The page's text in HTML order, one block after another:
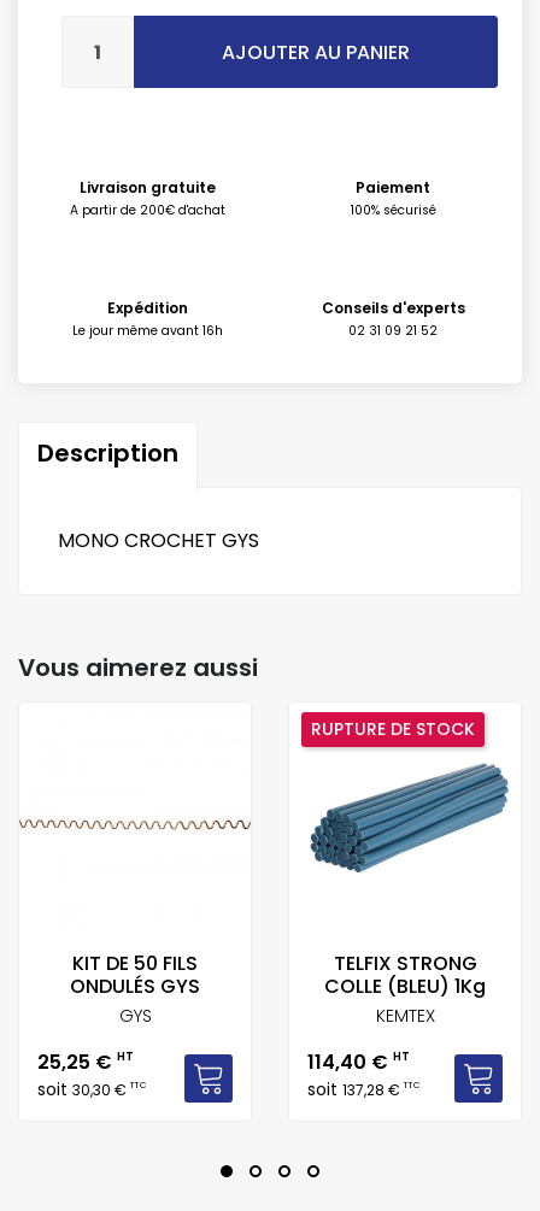
AJOUTER AU PANIER
Livraison gratuite
A partir de 200€ d'achat
Paiement
100% sécurisé
Expédition
Le jour même avant 16h
Conseils d'experts
02 31 09 21 52
Description
MONO CROCHET GYS
Vous aimerez aussi
KIT DE 50 FILS
ONDULÉS GYS
GYS
Prix
25,25 € HT
soit 30,30 €TTC
TELFIX STRONG
COLLE (BLEU) 1Kg
KEMTEX
Prix
114,40 € HT
soit 137,28 €TTC
RUPTURE DE STOCK